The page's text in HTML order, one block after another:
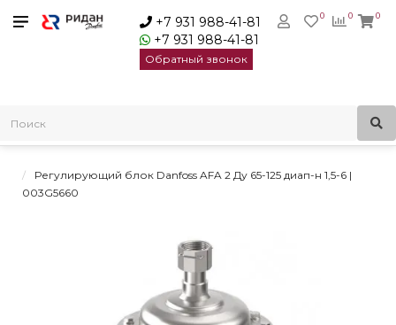
+7 931 988-41-81
+7 931 988-41-81
Обратный звонок
0
0 0
Регуляторы давления
Регуляторы давления «до себя» Virtus AFA 2/VFG 22 Danfoss
Регулирующий блок Danfoss AFA 2 Ду 65-125 диап-н 1,5-6 |
003G5660